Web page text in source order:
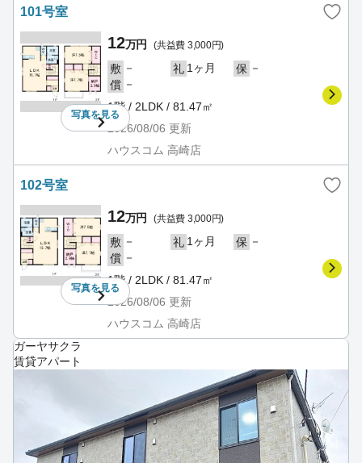
101号室
写真を見る
12万円 (共益費 3,000円)
敷 － 礼 1ヶ月 保 －
償 －
1階 / 2LDK / 81.47㎡
2026/08/06 更新
ハウスコム 高崎店
102号室
写真を見る
12万円 (共益費 3,000円)
敷 － 礼 1ヶ月 保 －
償 －
1階 / 2LDK / 81.47㎡
2026/08/06 更新
ハウスコム 高崎店
ガーヤサクラ
賃貸アパート